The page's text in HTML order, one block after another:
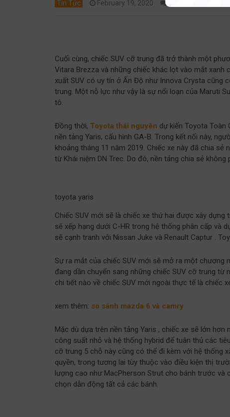
Tin Tức February 19, 2020
Cuối cùng, chiếc SUV cỡ trung đã trở thành một
Vitara Brezza và những chiếc khác lọt vào mắt
xuất SUV có uy tín ở Ấn Độ như Innova Crysta cũng
trung. Một nỗ lực như vậy là sự nổi loạn của Maruti
tô.
Đồng thời, Toyota thái nguyên dự kiến Toyota Toàn
nền tảng Yaris, cấu hình GA-B. Trong kết nối này,
khoảng tháng 11 năm 2019. Chiếc xe này đã chia
từ Khái niệm DN Trec. Do đó, nền tảng chia sẻ
toyota yaris
Chiếc SUV mới sẽ là chiếc xe thứ hai được xây dựng
sẽ xếp hạng dưới C-HR trong hệ thống phân cấp và
sẽ cạnh tranh với Nissan Juke và Renault Captur .
Sự ra mắt của chiếc SUV mới sẽ mở ra một chương
đang dần chuyển sang những chiếc SUV cỡ trung
chi tiết nào về chiếc SUV mới ngoài thực tế là chiếc
xem thêm: so sánh mazda 6 và camry
Mặc dù dựa trên nền tảng Yaris , chiếc xe sẽ lớn
công suất nhỏ và hệ thống hybrid để tuân thủ các
cỡ trung 5 chỗ này cũng có thể đi kèm với hệ thống
quyền, trong tương lai tùy thuộc vào điều kiện thị
lượng cao như MacPherson Strut cho bánh trước và
chọn dẫn động tất cả các bánh.